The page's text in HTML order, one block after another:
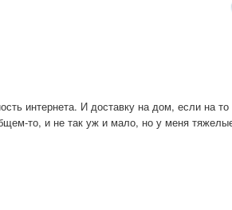
интернета. И доставку на дом, если на то
то, и не так уж и мало, но у меня